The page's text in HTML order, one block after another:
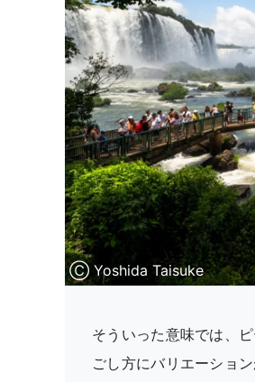
Ⓒ Yoshida Taisuke
そういった意味では、
ごし方にバリエーショ